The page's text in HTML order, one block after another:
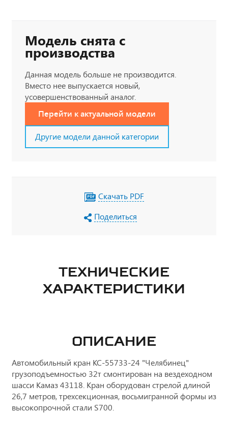
Модель снята с
производства
Данная модель больше не производится.
Вместо нее выпускается новый,
усовершенствованный аналог.
Перейти к актуальной модели
Другие модели данной категории
Скачать PDF
Поделиться
ТЕХНИЧЕСКИЕ
ХАРАКТЕРИСТИКИ
ОПИСАНИЕ
Автомобильный кран КС-55733-24 "Челябинец"
грузоподъемностью 32т смонтирован на вездеходном
шасси Камаз 43118. Кран оборудован стрелой длиной
26,7 метров, трехсекционная, восьмигранной формы из
высокопрочной стали S700.